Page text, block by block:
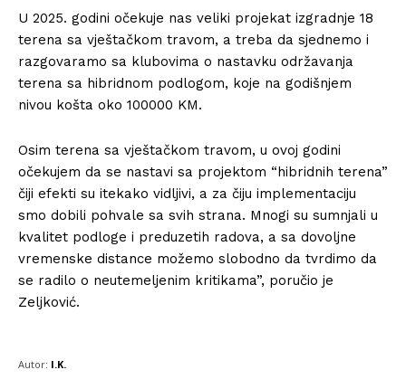
U 2025. godini očekuje nas veliki projekat izgradnje 18
terena sa vještačkom travom, a treba da sjednemo i
razgovaramo sa klubovima o nastavku održavanja
terena sa hibridnom podlogom, koje na godišnjem
nivou košta oko 100000 KM.
Osim terena sa vještačkom travom, u ovoj godini
očekujem da se nastavi sa projektom “hibridnih terena”
čiji efekti su itekako vidljivi, a za čiju implementaciju
smo dobili pohvale sa svih strana. Mnogi su sumnjali u
kvalitet podloge i preduzetih radova, a sa dovoljne
vremenske distance možemo slobodno da tvrdimo da
se radilo o neutemeljenim kritikama”, poručio je
Zeljković.
Autor: I.K.